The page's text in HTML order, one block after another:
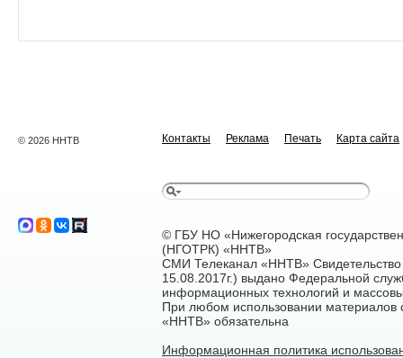
© 2026 ННТВ Контакты Реклама Печать Карта сайта
© ГБУ НО «Нижегородская
(НГОТРК) «ННТВ»
СМИ Телеканал «ННТВ»
15.08.2017г.) выдано Федеральной
информационных технологий и
При любом использовании материалов
«ННТВ» обязательна
Информационная политика